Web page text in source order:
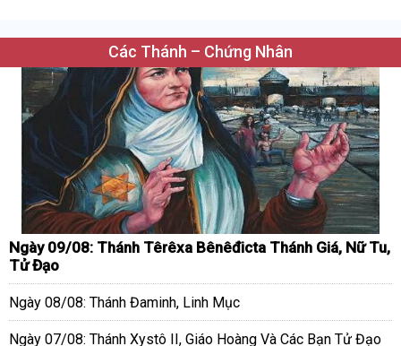
Các Thánh – Chứng Nhân
Ngày 09/08: Thánh Têrêxa Bênêđicta Thánh Giá, Nữ Tu,
Tử Đạo
Ngày 08/08: Thánh Đaminh, Linh Mục
Ngày 07/08: Thánh Xystô II, Giáo Hoàng Và Các Bạn Tử Đạo